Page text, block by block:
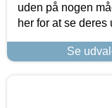
uden på nogen
her for at se deres
Se